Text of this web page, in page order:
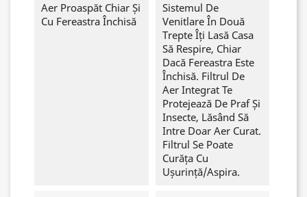
Aer Proaspăt Chiar Și
Cu Fereastra Închisă
Sistemul De
Venitlare În Două
Trepte Îți Lasă Casa
Să Respire, Chiar
Dacă Fereastra Este
Închisă. Filtrul De
Aer Integrat Te
Protejează De Praf Și
Insecte, Lăsând Să
Intre Doar Aer Curat.
Filtrul Se Poate
Curăța Cu
Ușurință/aspira.